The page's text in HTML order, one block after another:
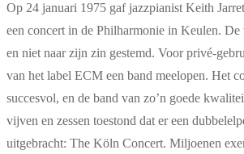
Op 24 januari 1975 gaf jazzpianist Keith
een concert in de Philharmonie in Keulen.
en niet naar zijn zin gestemd. Voor privé-
van het label ECM een band meelopen. Het
succesvol, en de band van zo’n goede
vijven en zessen toestond dat er een
uitgebracht: The Köln Concert. Miljoenen